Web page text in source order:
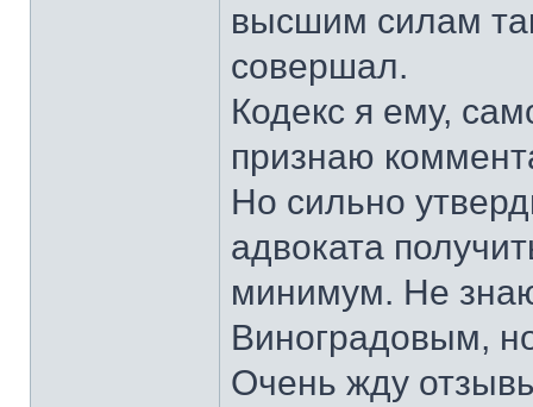
высшим силам
совершал.
Кодекс я ему,
признаю
Но сильно
адвоката
минимум. Не
Виноградовым,
Очень жду